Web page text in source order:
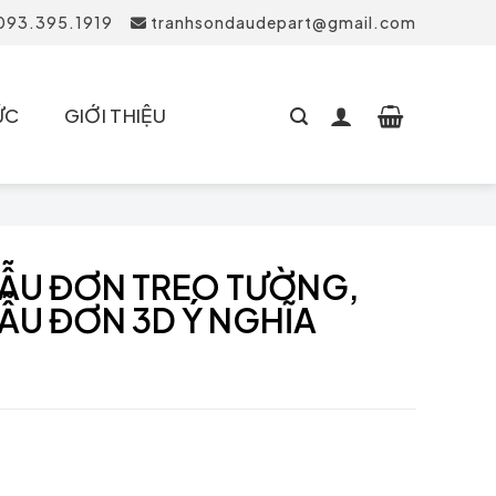
tranhsondaudepart@gmail.com
GIỚI THIỆU
ĐƠN TREO TƯỜNG,
ĐƠN 3D Ý NGHĨA